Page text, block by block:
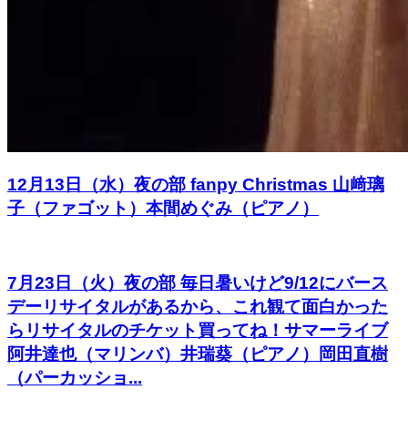
12月13日（水）夜の部 fanpy Christmas 山﨑璃
子（ファゴット）本間めぐみ（ピアノ）
7月23日（火）夜の部 毎日暑いけど9/12にバース
デーリサイタルがあるから、これ観て面白かった
らリサイタルのチケット買ってね！サマーライブ
阿井達也（マリンバ）井瑞葵（ピアノ）岡田直樹
（パーカッショ...